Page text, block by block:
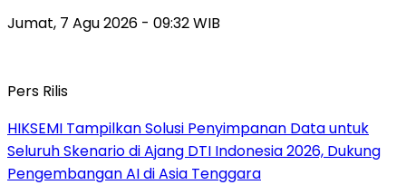
Jumat, 7 Agu 2026 - 09:32 WIB
Pers Rilis
HIKSEMI Tampilkan Solusi Penyimpanan Data untuk
Seluruh Skenario di Ajang DTI Indonesia 2026, Dukung
Pengembangan AI di Asia Tenggara